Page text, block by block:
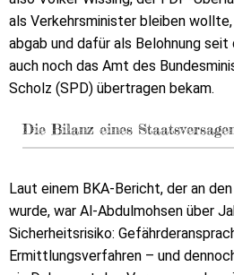
als Verkehrsminister bleiben
abgab und dafür als Belohnung
auch noch das Amt des
Scholz (SPD) übertragen bekam.
Die Bilanz eines
Laut einem BKA-Bericht, der an
wurde, war Al-Abdulmohsen über
Sicherheitsrisiko:
Ermittlungsverfahren – und